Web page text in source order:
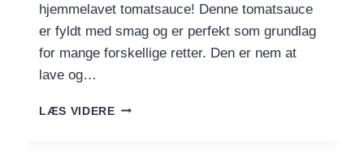
hjemmelavet tomatsauce! Denne tomatsauce
er fyldt med smag og er perfekt som grundlag
for mange forskellige retter. Den er nem at
lave og…
LÆS VIDEREHJEMMELAVET